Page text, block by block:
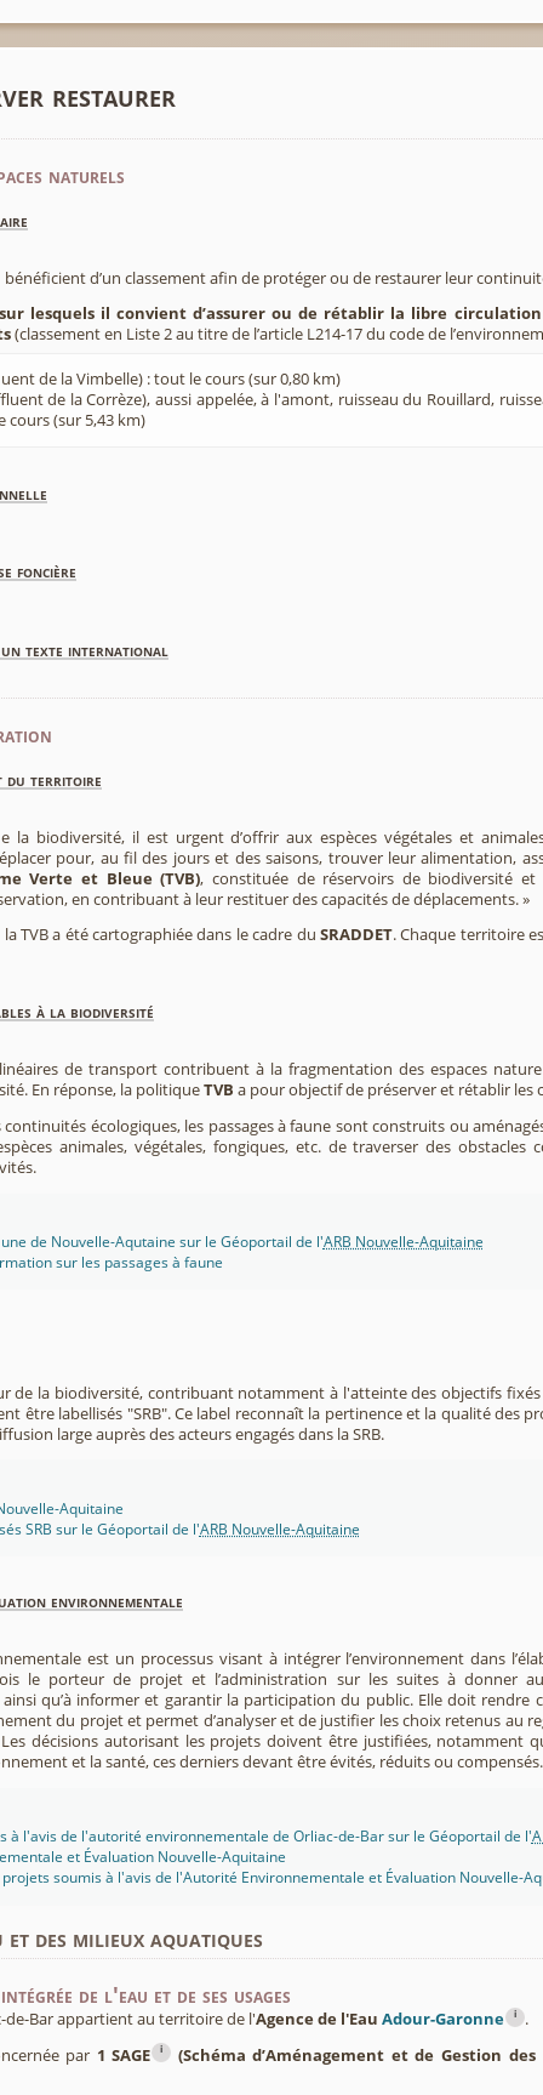
restaurer
naturels
bénéficient d’un classement afin de protéger ou de restaurer leur
lesquels il convient d’assurer ou de rétablir la libre
(classement en Liste 2 au titre de l’article L214-17 du code de
de la Vimbelle) : tout le cours (sur 0,80 km)
de la Corrèze), aussi appelée, à l'amont, ruisseau du Rouillard,
cours (sur 5,43 km)
foncière
texte international
du territoire
la biodiversité, il est urgent d’offrir aux espèces végétales et
pour, au fil des jours et des saisons, trouver leur alimentation,
Verte et Bleue (TVB), constituée de réservoirs de biodiversité
en contribuant à leur restituer des capacités de déplacements. »
TVB a été cartographiée dans le cadre du SRADDET. Chaque territoire
à la biodiversité
de transport contribuent à la fragmentation des espaces
En réponse, la politiqueTVB a pour objectif de préserver et rétablir les
écologiques, les passages à faune sont construits ou
animales, végétales, fongiques, etc. de traverser des
de Nouvelle-Aqutaine sur le Géoportail de l'ARB Nouvelle-Aquitaine
sur les passages à faune
de la biodiversité, contribuant notamment à l'atteinte des objectifs fixés
être labellisés "SRB". Ce label reconnaît la pertinence et la qualité des
large auprès des acteurs engagés dans la SRB.
Aquitaine
SRB sur le Géoportail de l'ARB Nouvelle-Aquitaine
environnementale
est un processus visant à intégrer l’environnement dans
le porteur de projet et l’administration sur les suites à donner
qu’à informer et garantir la participation du public. Elle doit rendre
du projet et permet d’analyser et de justifier les choix retenus au
décisions autorisant les projets doivent être justifiées, notamment
et la santé, ces derniers devant être évités, réduits ou compensés.
à l'avis de l'autorité environnementale de Orliac-de-Bar sur le Géoportail de l'
et Évaluation Nouvelle-Aquitaine
soumis à l'avis de l'Autorité Environnementale et Évaluation Nouvelle-
des milieux aquatiques
de l'eau et de ses usages
de-Bar appartient au territoire de l'Agence de l'Eau Adour-Garonne i
.
par 1 SAGE i (Schéma d’Aménagement et de Gestion des